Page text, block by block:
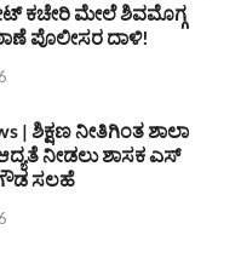
ಕಚೇರಿ ಮೇಲೆ ಶಿವಮೊಗ್ಗ
ಪೊಲೀಸರ ದಾಳಿ!
| ಶಿಕ್ಷಣ ನೀತಿಗಿಂತ ಶಾಲಾ
ನೀಡಲು ಶಾಸಕ ಎಸ್
ಸಲಹೆ